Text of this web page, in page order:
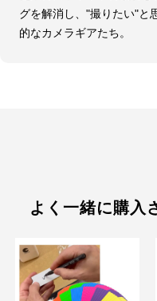
グを解消し、"撮りたい"と
的なカメラギアたち。
よく一緒に購入